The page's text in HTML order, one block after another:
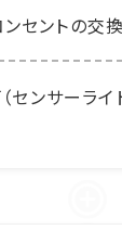
セントの交
センサーライ